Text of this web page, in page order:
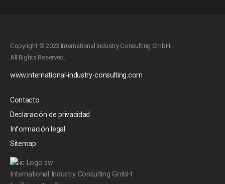
Copyright © 2023 International Industry Consulting GmbH.
All Rights Reserved.
www.international-industry-consulting.com
Contacto
Declaración de privacidad
Información legal
Sitemap
International Industry Consulting GmbH